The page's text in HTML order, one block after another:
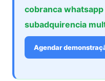
cobranca
subadquirencia
Agendar